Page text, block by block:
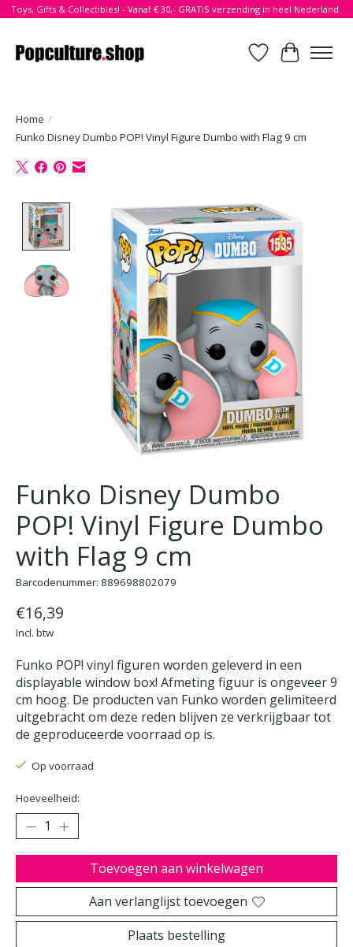
Toys, Gifts & Collectibles! - Vanaf € 30,- GRATIS verzending in heel Nederland.
Verlanglijst
Home /
Funko Disney Dumbo POP! Vinyl Figure Dumbo with Flag 9 cm
Product image slideshow Items
Funko Disney Dumbo
POP! Vinyl Figure Dumbo
with Flag 9 cm
Barcodenummer: 889698802079
€16,39
Incl. btw
Funko POP! vinyl figuren worden geleverd in een
displayable window box! Afmeting figuur is ongeveer 9
cm hoog. De producten van Funko worden gelimiteerd
uitgebracht om deze reden blijven ze verkrijgbaar tot
de geproduceerde voorraad op is.
Op voorraad
Hoeveelheid:
Toevoegen aan winkelwagen
Aan verlanglijst toevoegen
Plaats bestelling